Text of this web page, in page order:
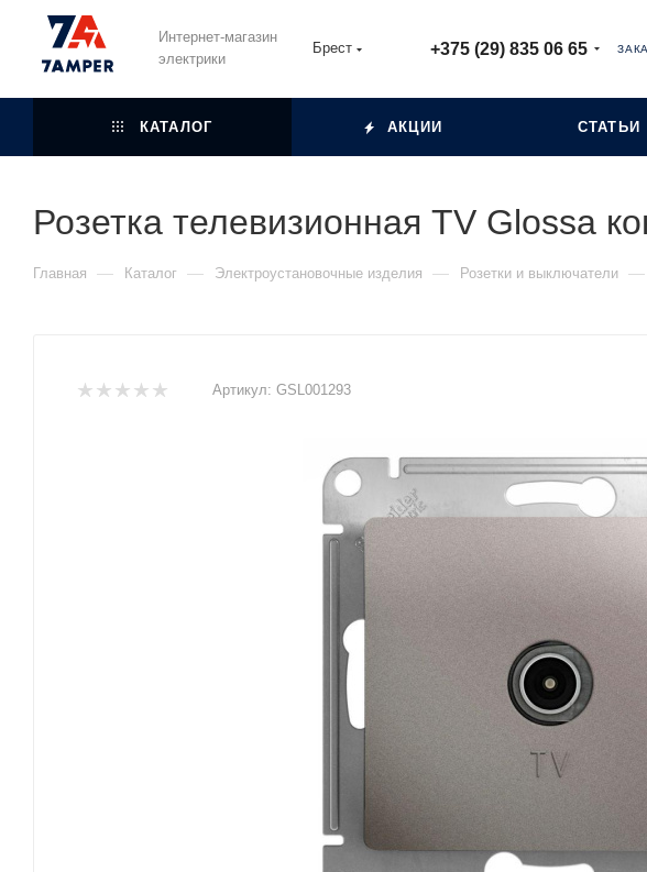
Интернет-магазин
электрики
Брест +375 (29) 835 06 65
КАТАЛОГ АКЦИИ СТАТЬИ
Розетка телевизионная TV Glossa
Главная — Каталог — Электроустановочные изделия — Розетки и выключатели —
Артикул: GSL001293